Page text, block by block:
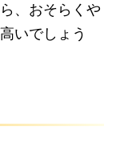
、おそらくや
いでしょう